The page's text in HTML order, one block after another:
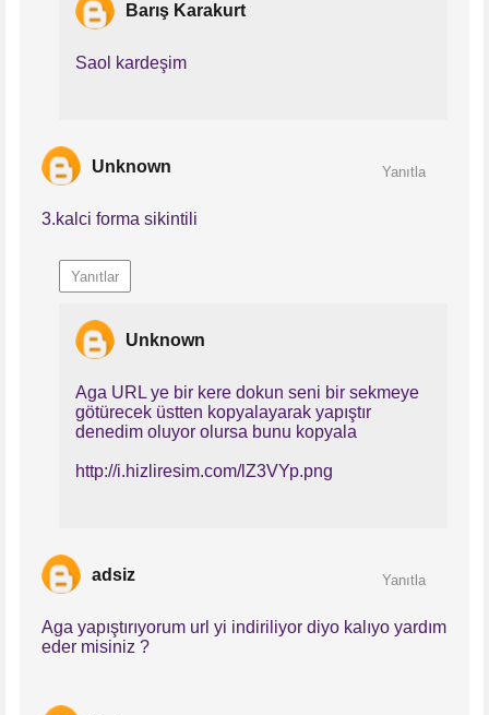
Barış Karakurt
Saol kardeşim
Unknown
3.kalci forma sikintili
Yanıtla
Yanıtlar
Unknown
Aga URL ye bir kere dokun seni bir sekmeye
götürecek üstten kopyalayarak yapıştır
denedim oluyor olursa bunu kopyala
http://i.hizliresim.com/lZ3VYp.png
adsiz
Aga yapıştırıyorum url yi indiriliyor diyo kalıyo yardım
eder misiniz ?
Yanıtla